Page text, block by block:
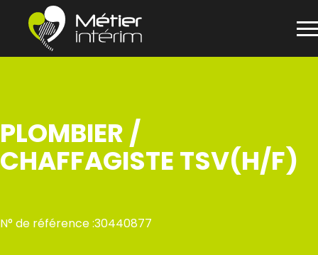
PLOMBIER /
CHAFFAGISTE TSV(H/F)
N° de référence :30440877
Panneau de gestion des cookies